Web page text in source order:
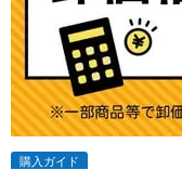
購入ガイド